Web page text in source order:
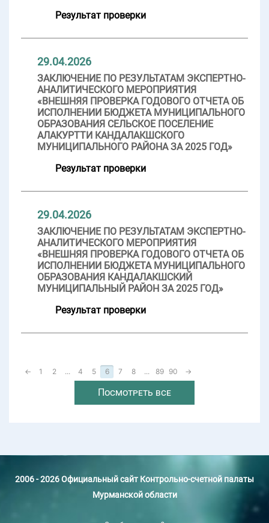
Результат проверки
29.04.2026
ЗАКЛЮЧЕНИЕ ПО РЕЗУЛЬТАТАМ ЭКСПЕРТНО-
АНАЛИТИЧЕСКОГО МЕРОПРИЯТИЯ
«ВНЕШНЯЯ ПРОВЕРКА ГОДОВОГО ОТЧЕТА ОБ
ИСПОЛНЕНИИ БЮДЖЕТА МУНИЦИПАЛЬНОГО
ОБРАЗОВАНИЯ СЕЛЬСКОЕ ПОСЕЛЕНИЕ
АЛАКУРТТИ КАНДАЛАКШСКОГО
МУНИЦИПАЛЬНОГО РАЙОНА ЗА 2025 ГОД»
Результат проверки
29.04.2026
ЗАКЛЮЧЕНИЕ ПО РЕЗУЛЬТАТАМ ЭКСПЕРТНО-
АНАЛИТИЧЕСКОГО МЕРОПРИЯТИЯ
«ВНЕШНЯЯ ПРОВЕРКА ГОДОВОГО ОТЧЕТА ОБ
ИСПОЛНЕНИИ БЮДЖЕТА МУНИЦИПАЛЬНОГО
ОБРАЗОВАНИЯ КАНДАЛАКШСКИЙ
МУНИЦИПАЛЬНЫЙ РАЙОН ЗА 2025 ГОД»
Результат проверки
← 1 2 ... 4 5 6 7 8 ... 89 90 →
Посмотреть все
2006 - 2026 Официальный сайт Контрольно-счетной палаты
Мурманской области